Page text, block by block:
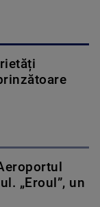
„Eroul”, un